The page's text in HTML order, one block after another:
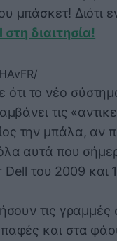
μπάσκετ! Διότι
στη διαιτησία!
ότι το νέο
τις
την μπάλα, αν
αυτά που
Dell του 2009 και
τις γραμμές
και στα